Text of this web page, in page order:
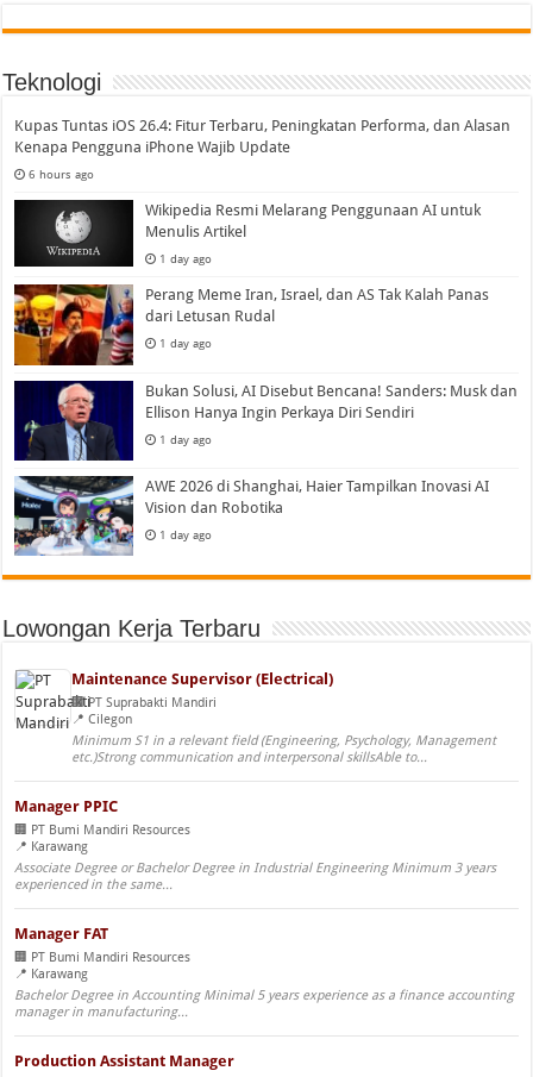
Teknologi
Kupas Tuntas iOS 26.4: Fitur Terbaru, Peningkatan Performa, dan Alasan
Kenapa Pengguna iPhone Wajib Update
6 hours ago
Wikipedia Resmi Melarang Penggunaan AI untuk
Menulis Artikel
1 day ago
Perang Meme Iran, Israel, dan AS Tak Kalah Panas
dari Letusan Rudal
1 day ago
Bukan Solusi, AI Disebut Bencana! Sanders: Musk dan
Ellison Hanya Ingin Perkaya Diri Sendiri
1 day ago
AWE 2026 di Shanghai, Haier Tampilkan Inovasi AI
Vision dan Robotika
1 day ago
Lowongan Kerja Terbaru
Maintenance Supervisor (Electrical)
PT Suprabakti Mandiri
Cilegon
Minimum S1 in a relevant field (Engineering, Psychology, Management
etc.)Strong communication and interpersonal skillsAble to...
Manager PPIC
PT Bumi Mandiri Resources
Karawang
Associate Degree or Bachelor Degree in Industrial Engineering Minimum 3 years
experienced in the same...
Manager FAT
PT Bumi Mandiri Resources
Karawang
Bachelor Degree in Accounting Minimal 5 years experience as a finance accounting
manager in manufacturing...
Production Assistant Manager